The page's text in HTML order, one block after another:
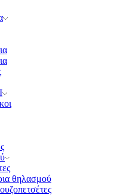
θηλασμού